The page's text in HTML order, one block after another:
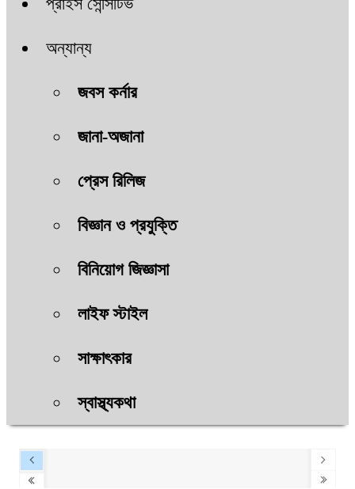
অন্যান্য
জবস কর্নার
জানা-অজানা
প্রেস রিলিজ
বিজ্ঞান ও প্রযুক্তি
বিনিয়োগ জিজ্ঞাসা
লাইফ স্টাইল
সাক্ষাৎকার
স্বাস্থ্যকথা